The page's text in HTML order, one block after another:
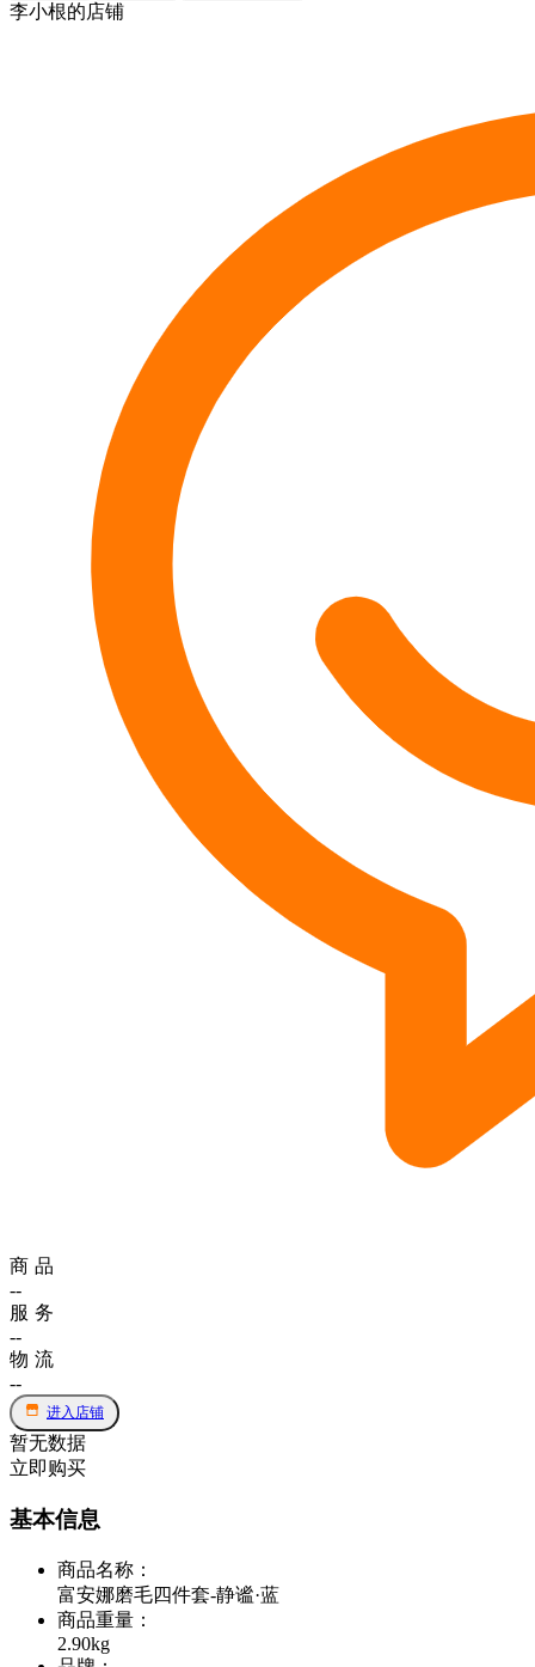
李小根的店铺
商品
--
服务
--
物流
--
进入店铺
暂无数据
立即购买
基本信息
商品名称 ：
富安娜磨毛四件套-静谧·蓝
商品重量 ：
2.90kg